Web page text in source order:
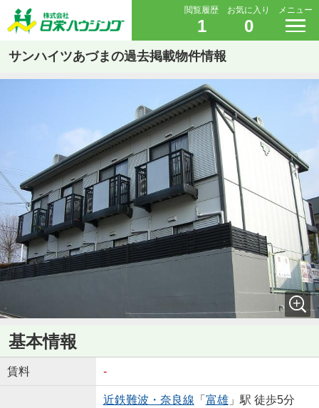
閲覧履歴
1
お気に入り
0
メニュー
サンハイツあづまの過去掲載物件情報
基本情報
賃料 -
近鉄難波・奈良線 「 富雄」駅 徒歩5分